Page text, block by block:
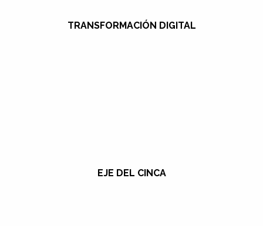
TRANSFORMACIÓN DIGITAL
EJE DEL CINCA